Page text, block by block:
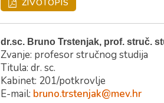
ŽIVOTOPIS
dr.sc. Bruno Trstenjak, prof. struč.
Zvanje: profesor stručnog studija
Titula: dr. sc.
Kabinet: 201/potkrovlje
E-mail: bruno.trstenjak@mev.hr